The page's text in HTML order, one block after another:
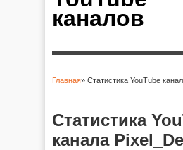
каналов
Главная» Статистика YouTube
Статистика
канала